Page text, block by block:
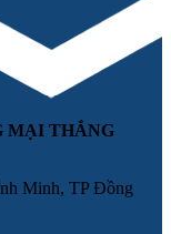
MẠI THẮNG
Minh, TP Đồng